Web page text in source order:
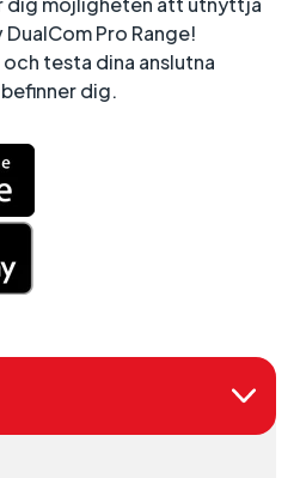
Pro Range!
testa dina anslutna
dig.